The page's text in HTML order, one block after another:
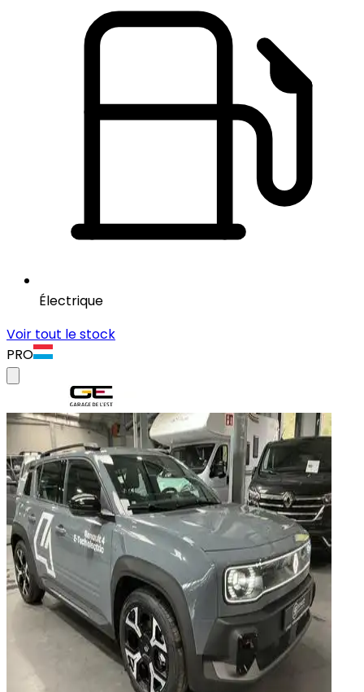
Électrique
Voir tout le stock
PRO